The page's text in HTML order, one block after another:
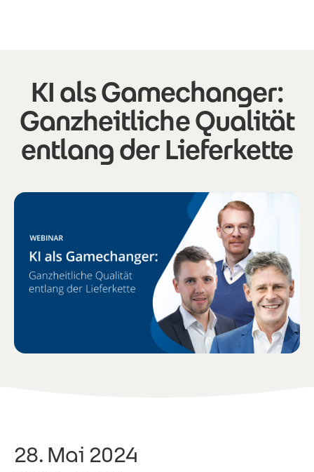
KI als Gamechanger:
Ganzheitliche Qualität
entlang der Lieferkette
28. Mai 2024